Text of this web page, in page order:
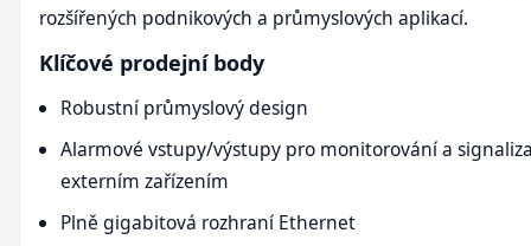
rozšířených podnikových a průmyslových aplikací.
Klíčové prodejní body
Robustní průmyslový design
Alarmové vstupy/výstupy pro monitorování a
externím zařízením
Plně gigabitová rozhraní Ethernet